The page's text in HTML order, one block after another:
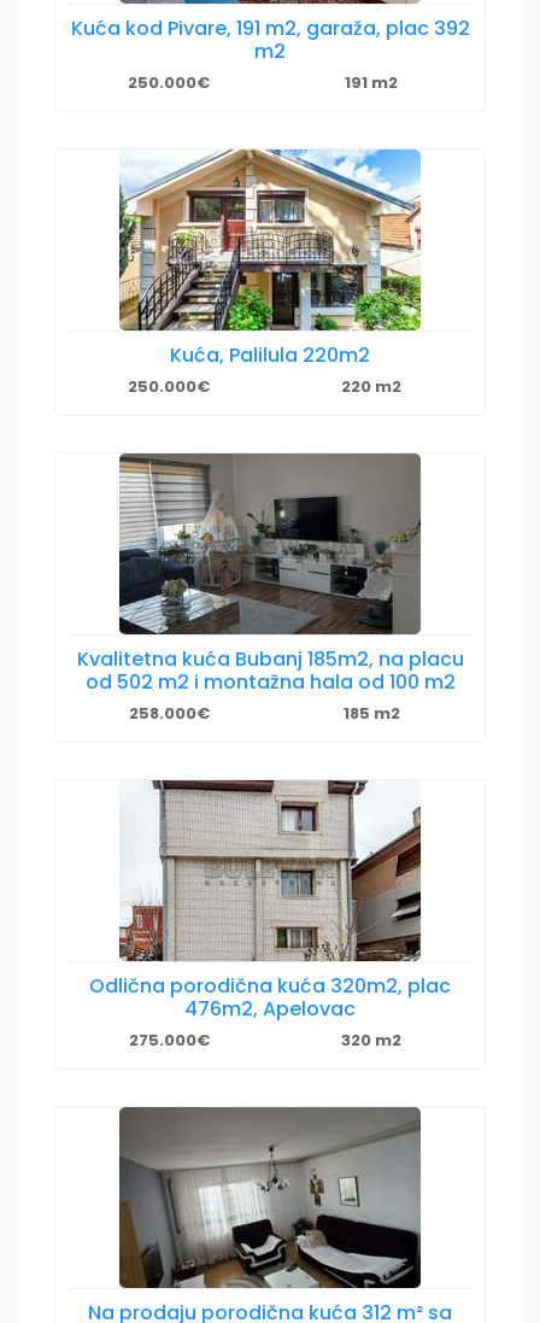
Kuća kod Pivare, 191 m2, garaža, plac 392
m2
250.000€ 191 m2
Kuća, Palilula 220m2
250.000€ 220 m2
Kvalitetna kuća Bubanj 185m2, na placu
od 502 m2 i montažna hala od 100 m2
258.000€ 185 m2
Odlična porodična kuća 320m2, plac
476m2, Apelovac
275.000€ 320 m2
Na prodaju porodična kuća 312 m² sa